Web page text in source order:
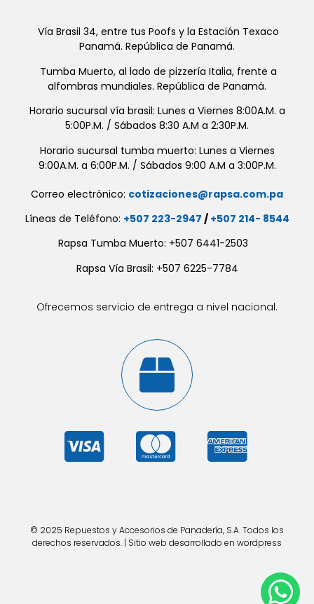
Vía Brasil 34, entre tus Poofs y la Estación Texaco
Panamá. República de Panamá.
Tumba Muerto, al lado de pizzería Italia, frente a
alfombras mundiales. República de Panamá.
Horario sucursal vía brasil: Lunes a Viernes 8:00A.M. a
5:00P.M. / Sábados 8:30 A.M a 2:30P.M.
Horario sucursal tumba muerto: Lunes a Viernes
9:00A.M. a 6:00P.M. / Sábados 9:00 A.M a 3:00P.M.
Correo electrónico: cotizaciones@rapsa.com.pa
Líneas de Teléfono: +507 223-2947 / +507 214- 8544
Rapsa Tumba Muerto: +507 6441-2503
Rapsa Vía Brasil: +507 6225-7784
Ofrecemos servicio de entrega a nivel nacional.
© 2025 Repuestos y Accesorios de Panadería, S.A. Todos los
derechos reservados. | Sitio web desarrollado en wordpress